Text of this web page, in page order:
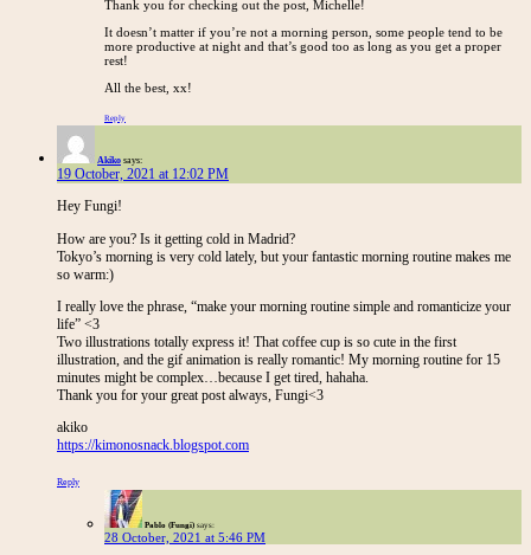
Thank you for checking out the post, Michelle!
It doesn’t matter if you’re not a morning person, some people tend to be
more productive at night and that’s good too as long as you get a proper
rest!
All the best, xx!
Reply
Akiko says:
19 October, 2021 at 12:02 PM
Hey Fungi!
How are you? Is it getting cold in Madrid?
Tokyo’s morning is very cold lately, but your fantastic morning routine makes me
so warm:)
I really love the phrase, “make your morning routine simple and romanticize your
life” <3
Two illustrations totally express it! That coffee cup is so cute in the first
illustration, and the gif animation is really romantic! My morning routine for 15
minutes might be complex…because I get tired, hahaha.
Thank you for your great post always, Fungi<3
akiko
https://kimonosnack.blogspot.com
Reply
Pablo (Fungi) says:
28 October, 2021 at 5:46 PM